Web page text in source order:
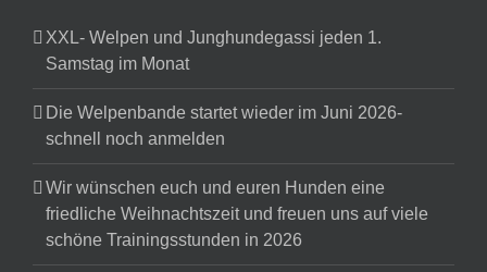
XXL- Welpen und Junghundegassi jeden 1.
Samstag im Monat
Die Welpenbande startet wieder im Juni 2026-
schnell noch anmelden
Wir wünschen euch und euren Hunden eine
friedliche Weihnachtszeit und freuen uns auf viele
schöne Trainingsstunden in 2026